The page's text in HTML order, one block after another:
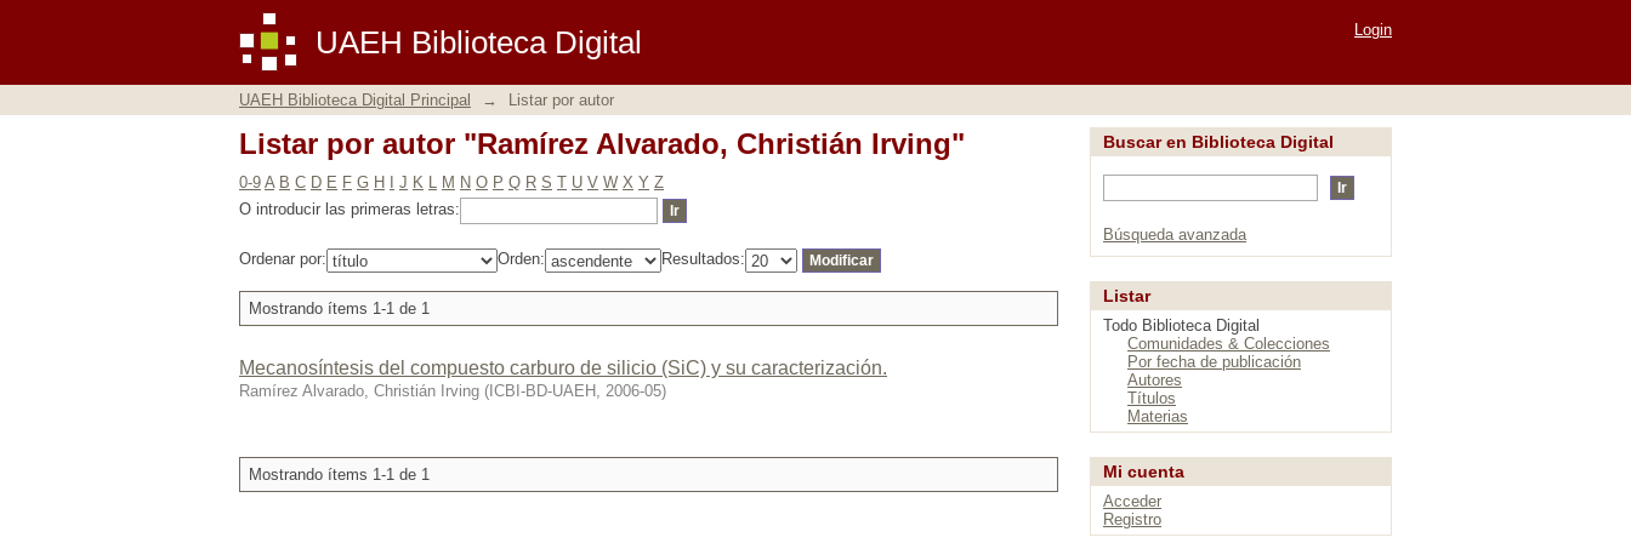
UAEH Biblioteca Digital
Listar por autor "Ramírez Alvarado, Christián Irving" Login
UAEH Biblioteca Digital Principal → Listar por autor
Listar por autor "Ramírez Alvarado, Christián Irving"
0-9 A B C D E F G H J K L M N O P Q R S T U V W X Y Z
O introducir las primeras letras:
Ordenar por: Orden: Resultados:
Mostrando ítems 1-1 de 1
Mecanosíntesis del compuesto carburo de silicio (SiC) y su caracterización.
Ramírez Alvarado, Christián Irving ( ICBI-BD-UAEH , 2006-05)
Mostrando ítems 1-1 de 1
Buscar en Biblioteca Digital
Búsqueda avanzada
Listar
Todo Biblioteca Digital
Comunidades & Colecciones
Por fecha de publicación
Autores
Títulos
Materias
Mi cuenta
Acceder
Registro